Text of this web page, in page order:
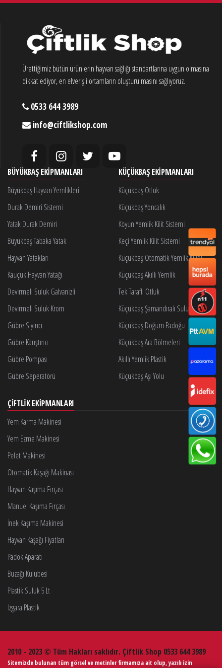
Ürettiğimiz bütün ürünlerin hayvan sağlığı standartlarına uygun olmasına
dikkat ediyor, en elverişli ortamların oluşturulmasını sağlıyoruz.
0533 644 3989
info@ciftlikshop.com
BÜYÜKBAŞ EKIPMANLARI
Büyükbaş Hayvan Yemlikleri
Durak Demiri Sistemi
Yatak Durak Demiri
Büyükbaş Tabaka Yatak
Hayvan Yatakları
Kauçuk Hayvan Yatağı
Devirmeli Suluk Galvanizli
Devirmeli Suluk Krom
Gübre Sıyırıcı
Gübre Karıştırıcı
Gübre Pompası
Gübre Seperatörü
KÜÇÜKBAŞ EKIPMANLARI
Küçükbaş Otluk
Küçükbaş Yoncalık
Koyun Yemlik Kilit Sistemi
Keçi Yemlik Kilit Sistemi
Küçükbaş Otomatik Yemlik Kilidi
Küçükbaş Akıllı Yemlik
Tek Taraflı Otluk
Küçükbaş Şamandıralı Suluk
Küçükbaş Doğum Padoğu
Küçükbaş Ara Bölmeleri
Akıllı Yemlik Plastik
Küçükbaş Aşı Yolu
ÇIFTLIK EKIPMANLARI
Yem Karma Makinesi
Yem Ezme Makinesi
Pelet Makinesi
Otomatik Kaşağı Makinası
Hayvan Kaşıma Fırçası
Manuel Kaşıma Fırçası
İnek Kaşıma Makinesi
Hayvan Kaşağı Fiyatları
Padok Aparatı
Buzağı Kulübesi
Plastik Suluk 5 Lt
Izgara Plastik
2010 - 2023 © Tüm Hakları saklıdır. Çiftlik Shop 0533 644 3989
Sitemizde bulunan tüm görsel ve metinler firmamıza ait olup, yazılı izin